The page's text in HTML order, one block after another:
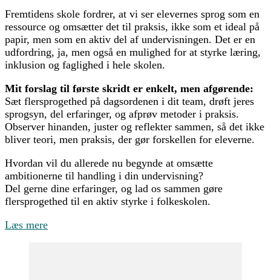
Fremtidens skole fordrer, at vi ser elevernes sprog som en
ressource og omsætter det til praksis, ikke som et ideal på
papir, men som en aktiv del af undervisningen. Det er en
udfordring, ja, men også en mulighed for at styrke læring,
inklusion og faglighed i hele skolen.
Mit forslag til første skridt er enkelt, men afgørende:
Sæt flersprogethed på dagsordenen i dit team, drøft jeres
sprogsyn, del erfaringer, og afprøv metoder i praksis.
Observer hinanden, juster og reflekter sammen, så det ikke
bliver teori, men praksis, der gør forskellen for eleverne.
Hvordan vil du allerede nu begynde at omsætte
ambitionerne til handling i din undervisning?
Del gerne dine erfaringer, og lad os sammen gøre
flersprogethed til en aktiv styrke i folkeskolen.
Læs mere